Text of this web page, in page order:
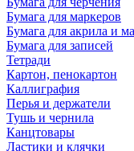
Бумага для маркеров
Бумага для акрила и
Бумага для записей
Тетради
Картон, пенокартон
Каллиграфия
Перья и держатели
Тушь и чернила
Канцтовары
Ластики и клячки